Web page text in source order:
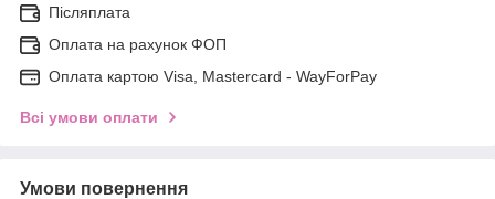
Післяплата
Оплата на рахунок ФОП
Оплата картою Visa, Mastercard - WayForPay
Всі умови оплати
Умови повернення